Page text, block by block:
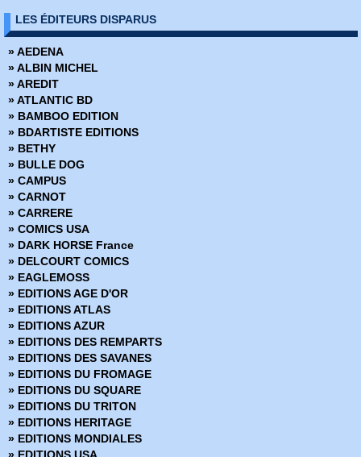
» Bêtes de somme
» Big Guy
» Big man plans
» Birthright
» Black Hole
» Black Kiss
» Blacking Out
» Blade Runner 2019
» Blade Runner 2029
» Blood and Thunder
» Body Bags
» Bone
» Bone Hors Série
» Bone Parish
» Bourbon Thret
» BPRD
» BPRD - L'Enfer sur terre
» BPRD - Un Mal bien connu
» BPRD Origines
» Brit
» BRZRKR
» BRZRKR - Bloodlines
» BuzzKill
» Cages
» Canary
» Captain Ginger
» Changing Ways
LES ÉDITEURS DISPARUS
» AEDENA
» ALBIN MICHEL
» AREDIT
» ATLANTIC BD
» BAMBOO EDITION
» BDARTISTE EDITIONS
» BETHY
» BULLE DOG
» CAMPUS
» CARNOT
» CARRERE
» COMICS USA
» DARK HORSE France
» DELCOURT COMICS
» EAGLEMOSS
» EDITIONS AGE D'OR
» EDITIONS ATLAS
» EDITIONS AZUR
» EDITIONS DES REMPARTS
» EDITIONS DES SAVANES
» EDITIONS DU FROMAGE
» EDITIONS DU SQUARE
» EDITIONS DU TRITON
» EDITIONS HERITAGE
» EDITIONS MONDIALES